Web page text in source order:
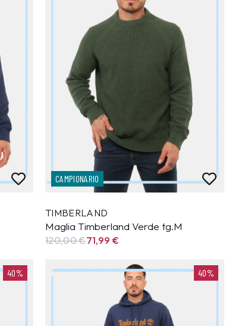
CAMPIONARIO
TIMBERLAND
Maglia Timberland Verde tg.M
120,00 €71,99 €
40% 40%